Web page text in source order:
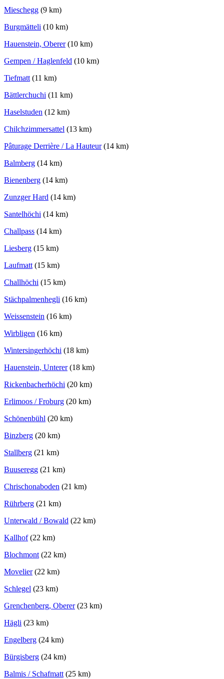
Mieschegg (9 km)
Burgmätteli (10 km)
Hauenstein, Oberer(10 km)
Gempen / Haglenfeld (10 km)
Tiefmatt(11 km)
Bättlerchuchi (11 km)
Haselstuden (12 km)
Chilchzimmersattel (13 km)
Pâturage Derrière / La Hauteur(14 km)
Balmberg (14 km)
Bienenberg (14 km)
Zunzger Hard (14 km)
Santelhöchi (14 km)
Challpass (14 km)
Liesberg (15 km)
Laufmatt(15 km)
Challhöchi (15 km)
Stächpalmenhegli (16 km)
Weissenstein (16 km)
Wirbligen (16 km)
Wintersingerhöchi (18 km)
Hauenstein, Unterer(18 km)
Rickenbacherhöchi (20 km)
Erlimoos / Froburg (20 km)
Schönenbühl (20 km)
Binzberg (20 km)
Stallberg (21 km)
Buuseregg (21 km)
Chrischonaboden (21 km)
Rührberg (21 km)
Unterwald / Bowald (22 km)
Kallhof(22 km)
Blochmont(22 km)
Movelier(22 km)
Schlegel (23 km)
Grenchenberg, Oberer(23 km)
Hägli (23 km)
Engelberg (24 km)
Bürgisberg (24 km)
Balmis / Schafmatt(25 km)